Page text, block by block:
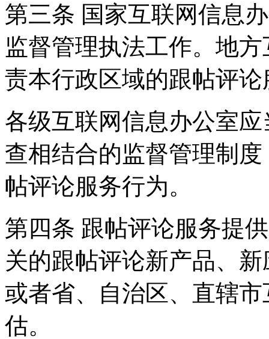
第三条 国家互联网信息
监督管理执法工作。地
责本行政区域的跟帖评
各级互联网信息办公室
查相结合的监督管理制
帖评论服务行为。
第四条 跟帖评论服务提
关的跟帖评论新产品、
或者省、自治区、直辖
估。